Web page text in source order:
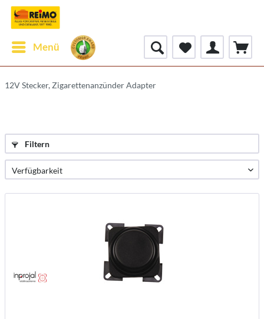
Menü
12V Stecker, Zigarettenanzünder Adapter
Filtern